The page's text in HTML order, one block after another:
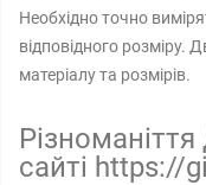
Необхідно точно
відповідного розміру.
матеріалу та розмірів.
сайті https://